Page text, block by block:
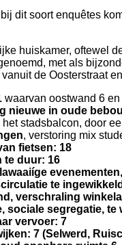
dit soort enquêtes
huiskamer, oftewel
met als
de Oosterstraat
waarvan oostwand 6
nieuwe in oude
stadsbalcon, door
, verstoring mix
fietsen: 18
te duur: 16
te
verschraling
sociale segregatie, te
vervoer: 7
7 (Selwerd,